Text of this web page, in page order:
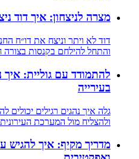
מצרה לניצחון: איך דוד
דוד לא ויתר וניצח את דו״ח
והתחל להילחם בקנסות בצורה
להתמודד עם גוליית: איך
בעירייה
גלה איך נהגים רגילים יכולים
ולהצליח מול המערכת
מדריך מקיף: איך להגיש